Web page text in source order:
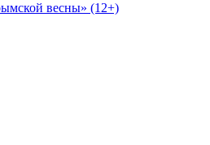
весны» (12+)